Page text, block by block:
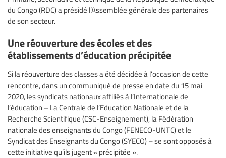
du Congo (RDC) a présidé l’Assemblée générale des partenaires
de son secteur.
Une réouverture des écoles et des
établissements d’éducation précipitée
Si la réouverture des classes a été décidée à l’occasion de cette
rencontre, dans un communiqué de presse en date du 15 mai
2020, les syndicats nationaux affiliés à l’Internationale de
l’éducation – La Centrale de l’Education Nationale et de la
Recherche Scientifique (CSC-Enseignement), la Fédération
nationale des enseignants du Congo (FENECO-UNTC) et le
Syndicat des Enseignants du Congo (SYECO) – se sont opposés à
cette initiative qu’ils jugent « précipitée ».